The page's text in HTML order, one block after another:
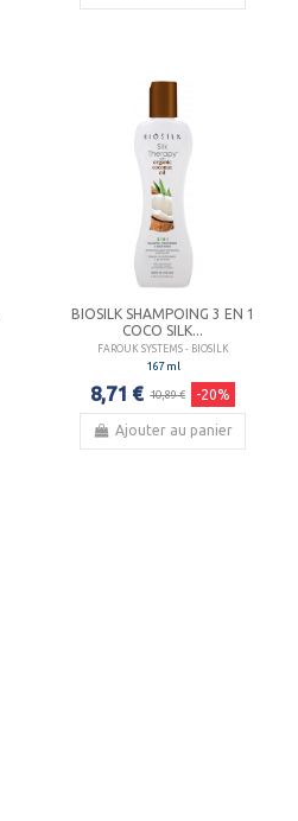
BIOSILK SHAMPOING 3 EN 1
COCO SILK...
FAROUK SYSTEMS - BIOSILK
167 ml
8,71 € 10,89 € -20%
Ajouter au panier